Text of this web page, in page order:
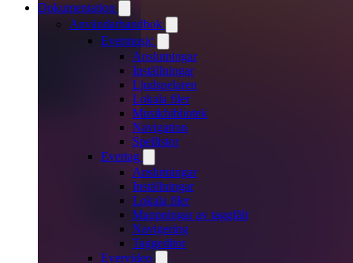
Dokumentation
Användarhandbok
Evermusic
Anslutningar
Inställningar
Ljudspelaren
Lokala filer
Musikbibliotek
Navigation
Spellistor
Evertag
Anslutningar
Inställningar
Lokala filer
Mappningar av taggfält
Navigering
Taggeditor
Evervideo